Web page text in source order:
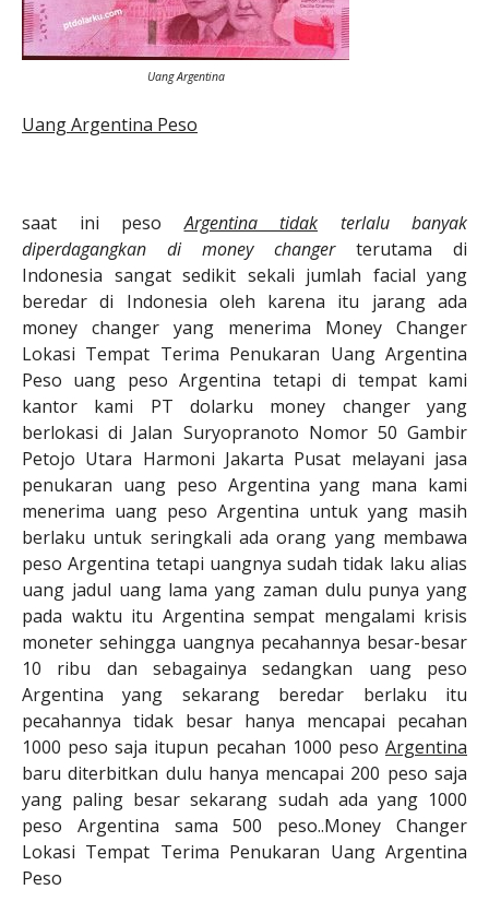
Uang Argentina
Uang Argentina Peso
saat ini pesoArgentina tidak terlalu banyak
diperdagangkan di money changerterutama di
Indonesia sangat sedikit sekali jumlah facial yang
beredar di Indonesia oleh karena itu jarang ada
money changer yang menerima Money Changer
Lokasi Tempat Terima Penukaran Uang Argentina
Peso uang peso Argentina tetapi di tempat kami
kantor kami PT dolarku money changer yang
berlokasi di Jalan Suryopranoto Nomor 50 Gambir
Petojo Utara Harmoni Jakarta Pusat melayani jasa
penukaran uang peso Argentina yang mana kami
menerima uang peso Argentina untuk yang masih
berlaku untuk seringkali ada orang yang membawa
peso Argentina tetapi uangnya sudah tidak laku alias
uang jadul uang lama yang zaman dulu punya yang
pada waktu itu Argentina sempat mengalami krisis
moneter sehingga uangnya pecahannya besar-besar
10 ribu dan sebagainya sedangkan uang peso
Argentina yang sekarang beredar berlaku itu
pecahannya tidak besar hanya mencapai pecahan
1000 peso saja itupun pecahan 1000 peso Argentina
baru diterbitkan dulu hanya mencapai 200 peso saja
yang paling besar sekarang sudah ada yang 1000
peso Argentina sama 500 peso..Money Changer
Lokasi Tempat Terima Penukaran Uang Argentina
Peso